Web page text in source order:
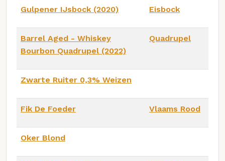
Gulpener IJsbock (2020) Eisbock
Barrel Aged - Whiskey
Bourbon Quadrupel (2022)
Quadrupel
Zwarte Ruiter 0,3% Weizen
Fik De Foeder Vlaams Rood
Oker Blond